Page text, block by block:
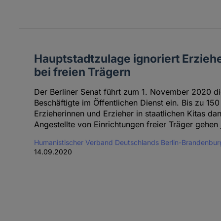
Hauptstadtzulage ignoriert
bei freien Trägern
Der Berliner Senat führt zum 1. November 2020
Beschäftigte im Öffentlichen Dienst ein. Bis zu
Erzieherinnen und Erzieher in staatlichen Kitas
Angestellte von Einrichtungen freier Träger
Humanistischer Verband Deutschlands Berlin-
14.09.2020